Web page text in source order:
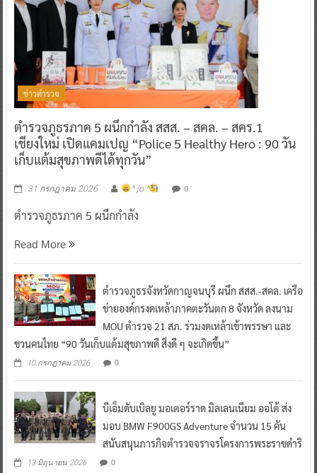
ข่าวตำรวจ
ตำรวจภูธรภาค 5 ผนึกกำลัง สสส. – สคล. – สคร.1
เชียงใหม่ เปิดแคมเปญ “Police 5 Healthy Hero : 90 วัน
เก็บแต้มสุขภาพดีได้ทุกวัน”
31 กรกฎาคม 2026 ^ jo ^ 0
ตำรวจภูธรภาค 5 ผนึกกำลัง
Read More
ตำรวจภูธรจังหวัดกาญจนบุรี ผนึก สสส.-สคล. เครือ
ข่ายองค์กรงดเหล้าภาคตะวันตก 8 จังหวัด ลงนาม
MOU ตำรวจ 21 สภ. ร่วมงดเหล้าเข้าพรรษา และ
ชวนคนไทย “90 วันเก็บแต้มสุขภาพดี สิ่งดี ๆ จะเกิดขึ้น”
10 กรกฎาคม 2026 0
บีเอ็มดับเบิลยู มอเตอร์ราด มิลเลนเนียม ออโต้ ส่ง
มอบ BMW F900GS Adventure จำนวน 15 คัน
สนับสนุนภารกิจตำรวจจราจรโครงการพระราชดำริ
13 มิถุนายน 2026 0